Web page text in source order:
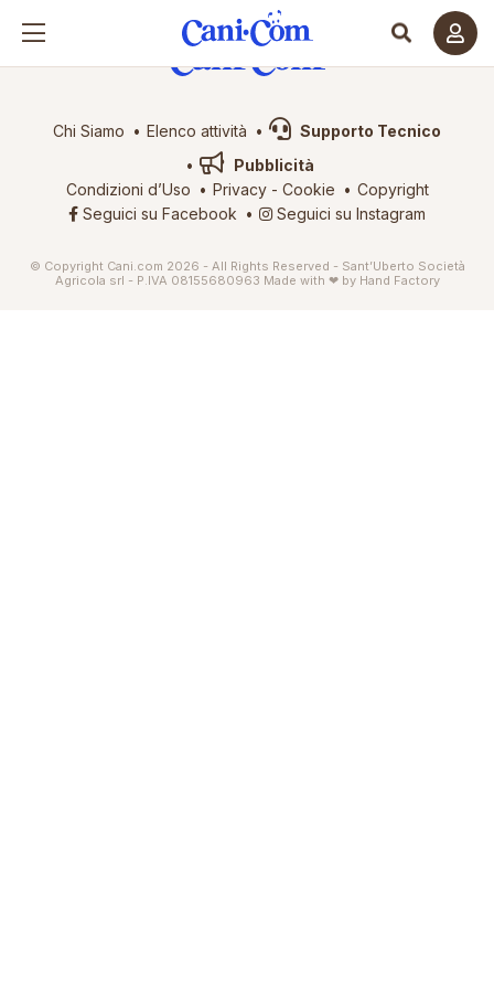
Chi Siamo Elenco attività
Supporto Tecnico
Pubblicità
Condizioni d’Uso
Privacy- Cookie
Copyright
Seguici su Facebook
Seguici su Instagram
© Copyright Cani.com 2026 - All Rights Reserved - Sant’Uberto Società
Agricola srl - P.IVA 08155680963 Made with ❤ by Hand Factory